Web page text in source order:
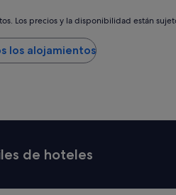
Los precios y la disponibilidad están
los alojamientos
de hoteles